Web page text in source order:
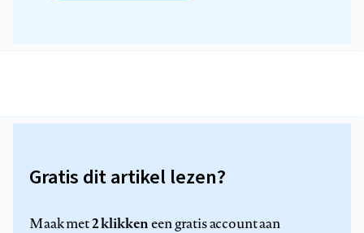
Gratis dit artikel lezen?
Maak met2 klikkeneen gratis account aan